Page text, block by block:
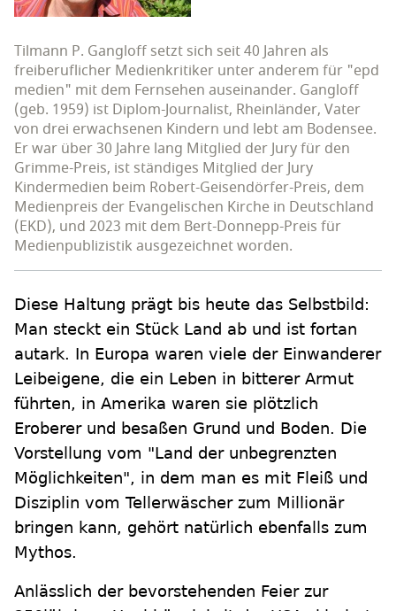
Tilmann P. Gangloff setzt sich seit 40 Jahren als
freiberuflicher Medienkritiker unter anderem für "epd
medien" mit dem Fernsehen auseinander. Gangloff
(geb. 1959) ist Diplom-Journalist, Rheinländer, Vater
von drei erwachsenen Kindern und lebt am Bodensee.
Er war über 30 Jahre lang Mitglied der Jury für den
Grimme-Preis, ist ständiges Mitglied der Jury
Kindermedien beim Robert-Geisendörfer-Preis, dem
Medienpreis der Evangelischen Kirche in Deutschland
(EKD), und 2023 mit dem Bert-Donnepp-Preis für
Medienpublizistik ausgezeichnet worden.
Diese Haltung prägt bis heute das Selbstbild:
Man steckt ein Stück Land ab und ist fortan
autark. In Europa waren viele der Einwanderer
Leibeigene, die ein Leben in bitterer Armut
führten, in Amerika waren sie plötzlich
Eroberer und besaßen Grund und Boden. Die
Vorstellung vom "Land der unbegrenzten
Möglichkeiten", in dem man es mit Fleiß und
Disziplin vom Tellerwäscher zum Millionär
bringen kann, gehört natürlich ebenfalls zum
Mythos.
Anlässlich der bevorstehenden Feier zur